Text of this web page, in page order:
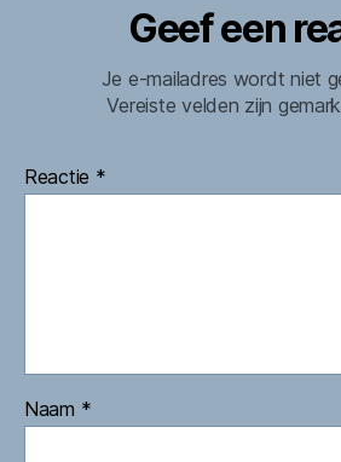
Geef een
Je e-mailadres wordt niet
Vereiste velden zijn
Reactie *
Naam *